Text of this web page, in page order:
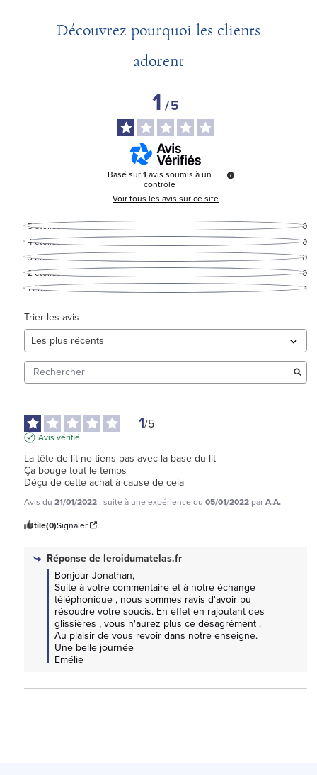
Découvrez pourquoi les clients
adorent
1/5
Basé sur1avis soumis à un
contrôle
Voir tous les avis sur ce site
5étoiles
0
4étoiles
0
3étoiles
0
2étoiles
0
1étoile 1
Trier les avis
1/5
Avis vérifié
La tête de lit ne tiens pas avec la base du lit
Ça bouge tout le temps
Déçu de cette achat à cause de cela
Avis du 21/01/2022, suite à une expérience du 05/01/2022 parA.A.
Utile(0)Signaler
Réponse deleroidumatelas.fr
Bonjour Jonathan,
Suite à votre commentaire et à notre échange
téléphonique , nous sommes ravis d'avoir pu
résoudre votre soucis. En effet en rajoutant des
glissières , vous n'aurez plus ce désagrément .
Au plaisir de vous revoir dans notre enseigne.
Une belle journée
Emélie